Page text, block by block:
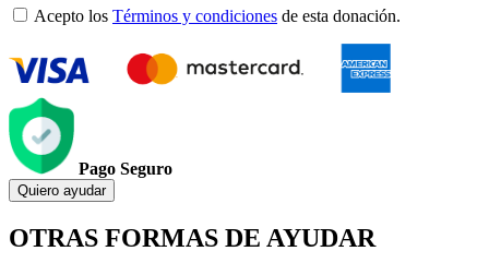
Acepto los Términos y condiciones de esta donación.
Pago Seguro
Quiero ayudar
OTRAS FORMAS DE AYUDAR